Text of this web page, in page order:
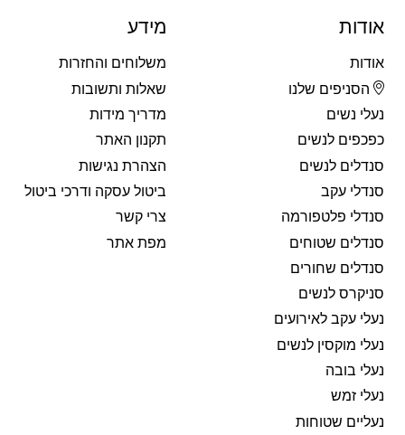
אודות
אודות
הסניפים שלנו
נעלי נשים
כפכפים לנשים
סנדלים לנשים
סנדלי עקב
סנדלי פלטפורמה
סנדלים שטוחים
סנדלים שחורים
סניקרס לנשים
נעלי עקב לאירועים
נעלי מוקסין לנשים
נעלי בובה
נעלי זמש
נעליים שטוחות
מידע
משלוחים והחזרות
שאלות ותשובות
מדריך מידות
תקנון האתר
הצהרת נגישות
ביטול עסקה ודרכי ביטול
צרי קשר
מפת אתר